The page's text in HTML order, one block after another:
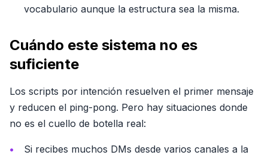
vocabulario aunque la estructura sea la misma.
Cuándo este sistema no es
suficiente
Los scripts por intención resuelven el primer mensaje
y reducen el ping-pong. Pero hay situaciones donde
no es el cuello de botella real:
Si recibes muchos DMs desde varios canales a la